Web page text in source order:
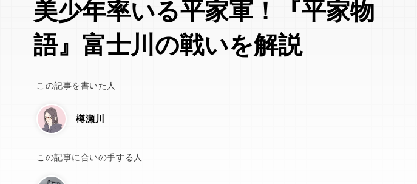
美少年率いる平家軍！『平家物
語』富士川の戦いを解説
この記事を書いた人
樽瀬川
この記事に合いの手する人